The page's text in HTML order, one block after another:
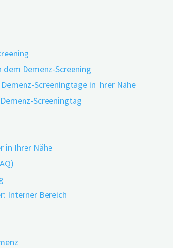
Demenz-Screening
Screeningtage in Ihrer Nähe
Screeningtag
in Ihrer Nähe
Interner Bereich
neuen Sonder-Newsletters